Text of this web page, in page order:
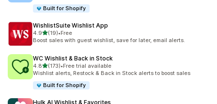
Built for Shopify
WishlistSuite Wishlist App
4.9별 5개 중
(19)
총 리뷰 19개
•Free
Boost sales with guest wishlist, save for later, email alerts.
WC Wishlist & Back in Stock
4.8별 5개 중
(173)
총 리뷰 173개
•Free trial available
Wishlist alerts, Restock & Back in Stock alerts to boost sales
Built for Shopify
Hulk AI Wishlist & Favorites